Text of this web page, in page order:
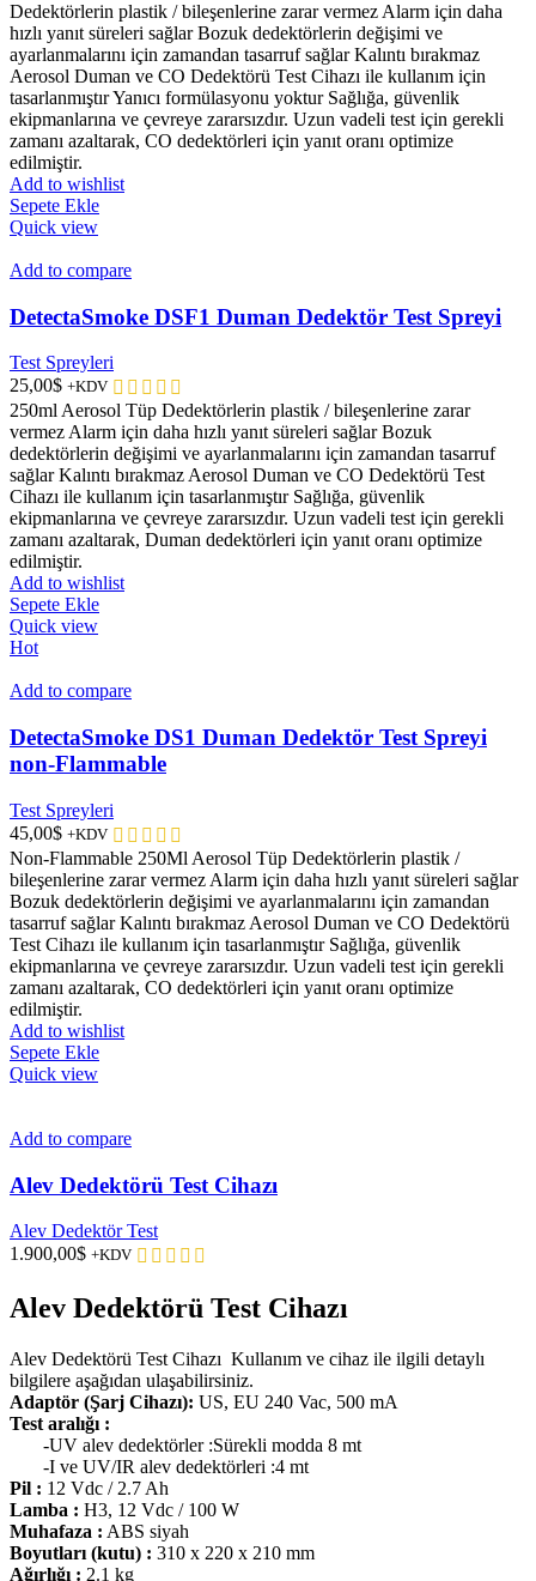
Dedektörlerin plastik / bileşenlerine zarar vermez Alarm için daha
hızlı yanıt süreleri sağlar Bozuk dedektörlerin değişimi ve
ayarlanmalarını için zamandan tasarruf sağlar Kalıntı bırakmaz
Aerosol Duman ve CO Dedektörü Test Cihazı ile kullanım için
tasarlanmıştır Yanıcı formülasyonu yoktur Sağlığa, güvenlik
ekipmanlarına ve çevreye zararsızdır. Uzun vadeli test için gerekli
zamanı azaltarak, CO dedektörleri için yanıt oranı optimize
edilmiştir.
Add to wishlist
Sepete Ekle
Quick view
Add to compare
DetectaSmoke DSF1 Duman Dedektör Test Spreyi
Test Spreyleri
25,00$ +KDV
250ml Aerosol Tüp Dedektörlerin plastik / bileşenlerine zarar
vermez Alarm için daha hızlı yanıt süreleri sağlar Bozuk
dedektörlerin değişimi ve ayarlanmalarını için zamandan tasarruf
sağlar Kalıntı bırakmaz Aerosol Duman ve CO Dedektörü Test
Cihazı ile kullanım için tasarlanmıştır Sağlığa, güvenlik
ekipmanlarına ve çevreye zararsızdır. Uzun vadeli test için gerekli
zamanı azaltarak, Duman dedektörleri için yanıt oranı optimize
edilmiştir.
Add to wishlist
Sepete Ekle
Quick view
Hot
Add to compare
DetectaSmoke DS1 Duman Dedektör Test Spreyi
non-Flammable
Test Spreyleri
45,00$ +KDV
Non-Flammable 250Ml Aerosol Tüp Dedektörlerin plastik /
bileşenlerine zarar vermez Alarm için daha hızlı yanıt süreleri sağlar
Bozuk dedektörlerin değişimi ve ayarlanmalarını için zamandan
tasarruf sağlar Kalıntı bırakmaz Aerosol Duman ve CO Dedektörü
Test Cihazı ile kullanım için tasarlanmıştır Sağlığa, güvenlik
ekipmanlarına ve çevreye zararsızdır. Uzun vadeli test için gerekli
zamanı azaltarak, CO dedektörleri için yanıt oranı optimize
edilmiştir.
Add to wishlist
Sepete Ekle
Quick view
Add to compare
Alev Dedektörü Test Cihazı
Alev Dedektör Test
1.900,00$ +KDV
Alev Dedektörü Test Cihazı
Alev Dedektörü Test Cihazı Kullanım ve cihaz ile ilgili detaylı
bilgilere aşağıdan ulaşabilirsiniz.
Adaptör (Şarj Cihazı): US, EU 240 Vac, 500 mA
Test aralığı :
-UV alev dedektörler :Sürekli modda 8 mt
-I ve UV/IR alev dedektörleri :4 mt
Pil : 12 Vdc / 2.7 Ah
Lamba : H3, 12 Vdc / 100 W
Muhafaza : ABS siyah
Boyutları (kutu) : 310 x 220 x 210 mm
Ağırlığı : 2.1 kg